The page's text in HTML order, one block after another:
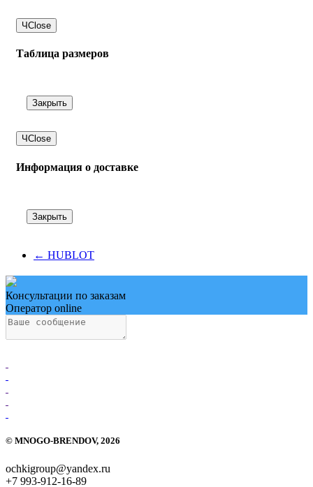
ЧClose
Таблица размеров
Закрыть
ЧClose
Информация о доставке
Закрыть
← HUBLOT
Консультации по заказам
Оператор online
© MNOGO-BRENDOV, 2026
ochkigroup@yandex.ru
+7 993-912-16-89